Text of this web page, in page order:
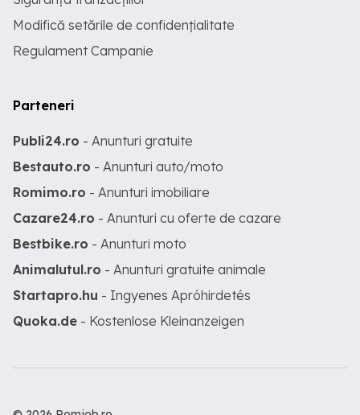
Modifică setările de confidențialitate
Regulament Campanie
Parteneri
Publi24.ro - Anunturi gratuite
Bestauto.ro - Anunturi auto/moto
Romimo.ro - Anunturi imobiliare
Cazare24.ro - Anunturi cu oferte de cazare
Bestbike.ro - Anunturi moto
Animalutul.ro - Anunturi gratuite animale
Startapro.hu - Ingyenes Apróhirdetés
Quoka.de - Kostenlose Kleinanzeigen